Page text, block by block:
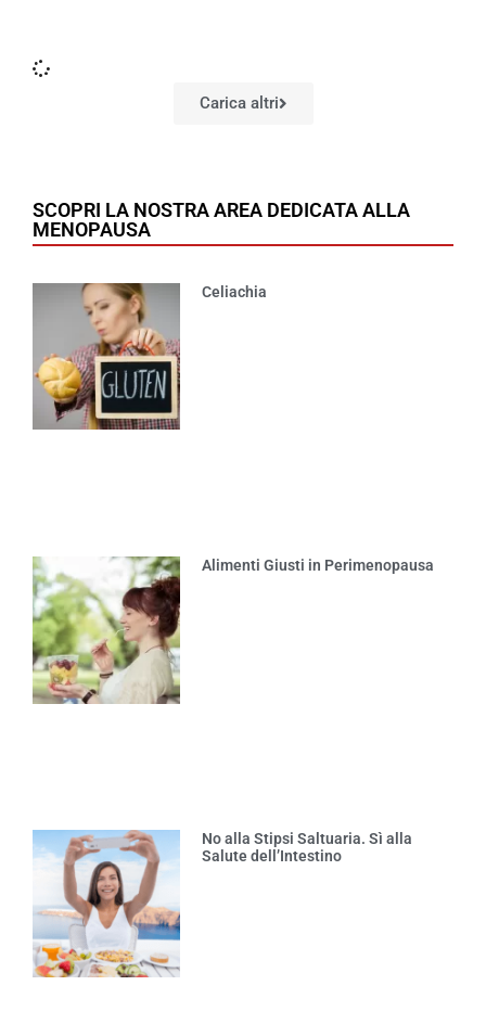
Carica altri
SCOPRI LA NOSTRA AREA DEDICATA ALLA
MENOPAUSA
Celiachia
Alimenti Giusti in Perimenopausa
No alla Stipsi Saltuaria. Sì alla
Salute dell’Intestino